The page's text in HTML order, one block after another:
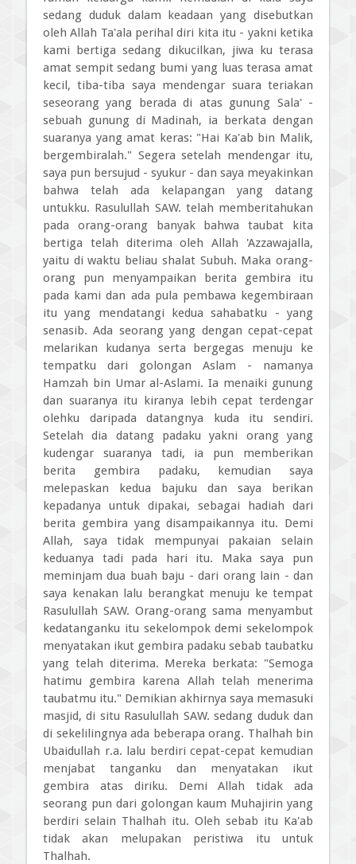
sedang duduk dalam keadaan yang disebutkan
oleh Allah Ta'ala perihal diri kita itu - yakni ketika
kami bertiga sedang dikucilkan, jiwa ku terasa
amat sempit sedang bumi yang luas terasa amat
kecil, tiba-tiba saya mendengar suara teriakan
seseorang yang berada di atas gunung Sala' -
sebuah gunung di Madinah, ia berkata dengan
suaranya yang amat keras: "Hai Ka'ab bin Malik,
bergembiralah." Segera setelah mendengar itu,
saya pun bersujud - syukur - dan saya meyakinkan
bahwa telah ada kelapangan yang datang
untukku. Rasulullah SAW. telah memberitahukan
pada orang-orang banyak bahwa taubat kita
bertiga telah diterima oleh Allah 'Azzawajalla,
yaitu di waktu beliau shalat Subuh. Maka orang-
orang pun menyampaikan berita gembira itu
pada kami dan ada pula pembawa kegembiraan
itu yang mendatangi kedua sahabatku - yang
senasib. Ada seorang yang dengan cepat-cepat
melarikan kudanya serta bergegas menuju ke
tempatku dari golongan Aslam - namanya
Hamzah bin Umar al-Aslami. Ia menaiki gunung
dan suaranya itu kiranya lebih cepat terdengar
olehku daripada datangnya kuda itu sendiri.
Setelah dia datang padaku yakni orang yang
kudengar suaranya tadi, ia pun memberikan
berita gembira padaku, kemudian saya
melepaskan kedua bajuku dan saya berikan
kepadanya untuk dipakai, sebagai hadiah dari
berita gembira yang disampaikannya itu. Demi
Allah, saya tidak mempunyai pakaian selain
keduanya tadi pada hari itu. Maka saya pun
meminjam dua buah baju - dari orang lain - dan
saya kenakan lalu berangkat menuju ke tempat
Rasulullah SAW. Orang-orang sama menyambut
kedatanganku itu sekelompok demi sekelompok
menyatakan ikut gembira padaku sebab taubatku
yang telah diterima. Mereka berkata: "Semoga
hatimu gembira karena Allah telah menerima
taubatmu itu." Demikian akhirnya saya memasuki
masjid, di situ Rasulullah SAW. sedang duduk dan
di sekelilingnya ada beberapa orang. Thalhah bin
Ubaidullah r.a. lalu berdiri cepat-cepat kemudian
menjabat tanganku dan menyatakan ikut
gembira atas diriku. Demi Allah tidak ada
seorang pun dari golongan kaum Muhajirin yang
berdiri selain Thalhah itu. Oleh sebab itu Ka'ab
tidak akan melupakan peristiwa itu untuk
Thalhah.